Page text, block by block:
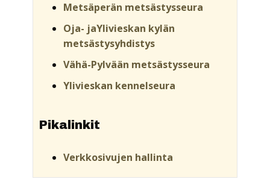
Metsäperän metsästysseura
Oja- jaYlivieskan kylän
metsästysyhdistys
Vähä-Pylvään metsästysseura
Ylivieskan kennelseura
Pikalinkit
Verkkosivujen hallinta